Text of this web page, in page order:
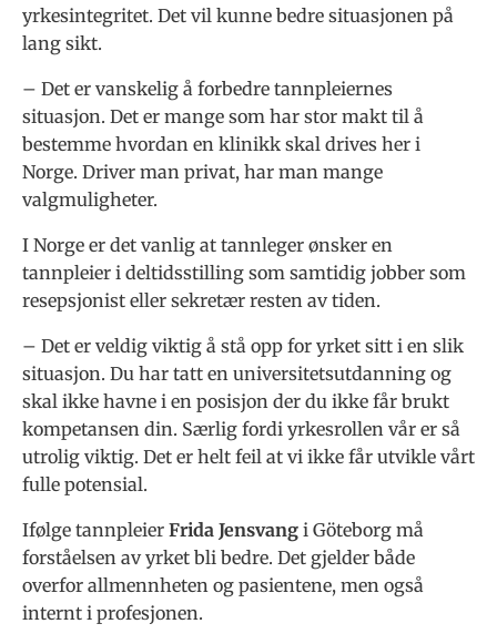
yrkesintegritet. Det vil kunne bedre situasjonen på
lang sikt.
– Det er vanskelig å forbedre tannpleiernes
situasjon. Det er mange som har stor makt til å
bestemme hvordan en klinikk skal drives her i
Norge. Driver man privat, har man mange
valgmuligheter.
I Norge er det vanlig at tannleger ønsker en
tannpleier i deltidsstilling som samtidig jobber som
resepsjonist eller sekretær resten av tiden.
– Det er veldig viktig å stå opp for yrket sitt i en slik
situasjon. Du har tatt en universitetsutdanning og
skal ikke havne i en posisjon der du ikke får brukt
kompetansen din. Særlig fordi yrkesrollen vår er så
utrolig viktig. Det er helt feil at vi ikke får utvikle vårt
fulle potensial.
Ifølge tannpleier Frida Jensvang i Göteborg må
forståelsen av yrket bli bedre. Det gjelder både
overfor allmennheten og pasientene, men også
internt i profesjonen.